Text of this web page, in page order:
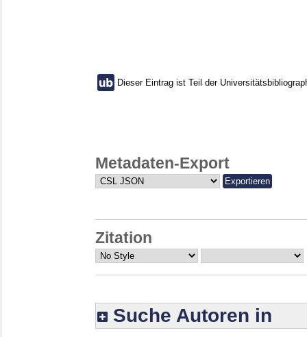
Dieser Eintrag ist Teil der
Metadaten-Export
Zitation
Suche Autoren in